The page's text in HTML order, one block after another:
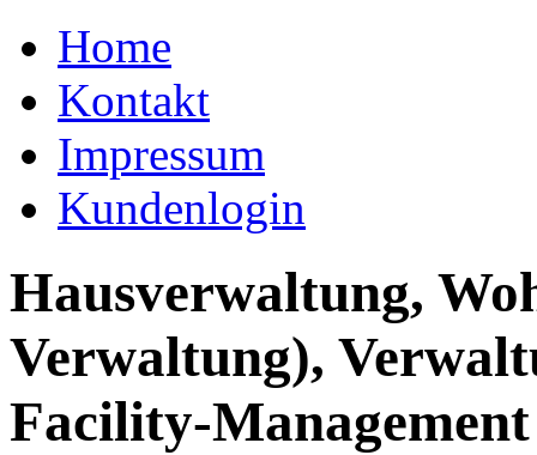
Home
Kontakt
Impressum
Kundenlogin
Hausverwaltung,
Verwaltung),
Facility-Management